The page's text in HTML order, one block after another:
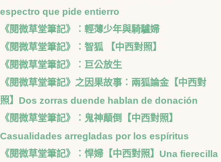
espectro que pide entierro
《閱微草堂筆記》︰輕薄少年與騎驢婦
《閱微草堂筆記》︰智狐 【中西對照】
《閱微草堂筆記》︰巨公放生
《閱微草堂筆記》之因果故事︰兩狐論金【中西對
照】Dos zorras duende hablan de donación
《閱微草堂筆記》︰鬼神顛倒【中西對照】
Casualidades arregladas por los espíritus
《閱微草堂筆記》︰悍婦【中西對照】Una fierecilla